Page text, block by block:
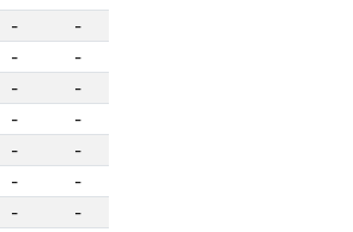
-
-
-
-
-
-
-
-
-
-
-
-
-
-